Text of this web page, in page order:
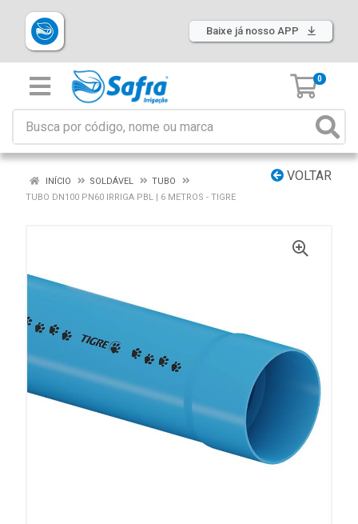
Baixe já nosso APP
0
VOLTAR
INÍCIO SOLDÁVEL
TUBO
TUBO DN100 PN60 IRRIGA PBL | 6 METROS - TIGRE